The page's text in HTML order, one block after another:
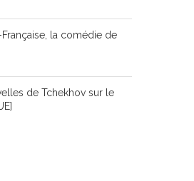
la comédie de
de Tchekhov sur le